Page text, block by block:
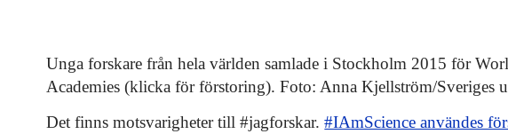
Unga forskare från hela världen samlade i Stockholm 2015 för
Academies (klicka för förstoring). Foto: Anna Kjellström/Sveriges
Det finns motsvarigheter till #jagforskar.#IAmScience användes